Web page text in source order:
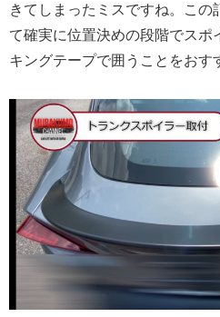
きてしまったミスですね。この
て確実に位置決めの段階でスポ
キングテープで囲うことをおす